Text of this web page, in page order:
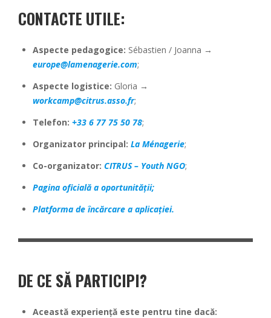
CONTACTE UTILE:
Aspecte pedagogice: Sébastien / Joanna →
europe@lamenagerie.com;
Aspecte logistice: Gloria →
workcamp@citrus.asso.fr;
Telefon: +33 6 77 75 50 78;
Organizator principal: La Ménagerie;
Co-organizator: CITRUS – Youth NGO;
Pagina oficială a oportunității;
Platforma de încărcare a aplicației.
DE CE SĂ PARTICIPI?
Această experiență este pentru tine dacă: